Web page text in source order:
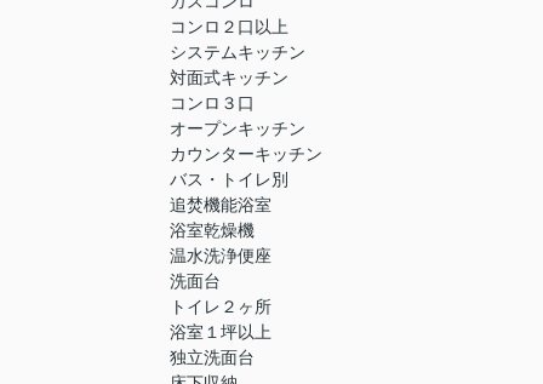
コンロ２口以上
システムキッチン
対面式キッチン
コンロ３口
オープンキッチン
カウンターキッチン
バス・トイレ別
追焚機能浴室
浴室乾燥機
温水洗浄便座
洗面台
トイレ２ヶ所
浴室１坪以上
独立洗面台